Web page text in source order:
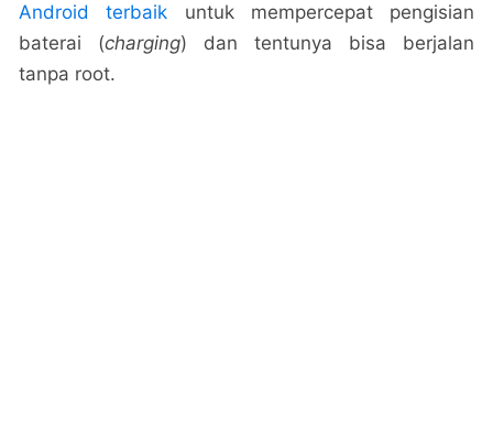
Android terbaik untuk mempercepat pengisian
baterai (charging) dan tentunya bisa berjalan
tanpa root.